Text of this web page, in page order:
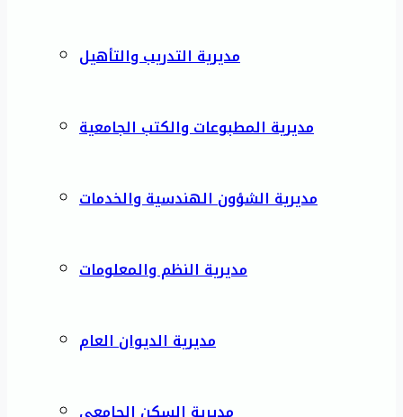
مديرية التدريب والتأهيل
مديرية المطبوعات والكتب الجامعية
مديرية الشؤون الهندسية والخدمات
مديرية النظم والمعلومات
مديرية الديوان العام